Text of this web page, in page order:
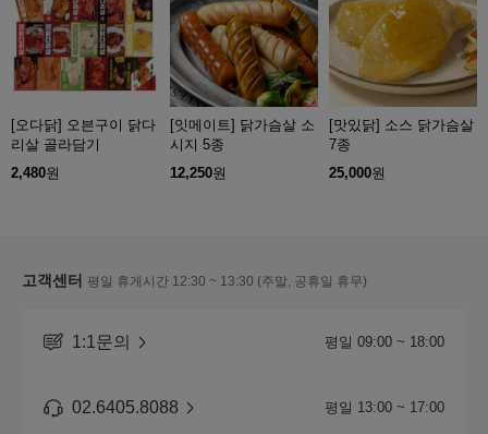
[오다닭] 오븐구이 닭다
리살 골라담기
2,480원
[잇메이트] 닭가슴살 소
시지 5종
12,250원
[맛있닭] 소스 닭가슴살
7종
25,000원
고객센터 평일 휴게시간 12:30 ~ 13:30 (주말, 공휴일 휴무)
1:1문의 평일 09:00 ~ 18:00
02.6405.8088 평일 13:00 ~ 17:00